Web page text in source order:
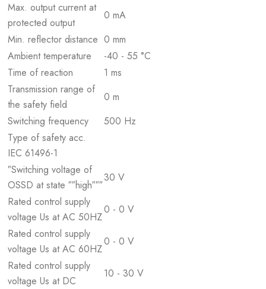
Max. output current at
protected output
0 mA
Min. reflector distance 0 mm
Ambient temperature
-40 - 55 °C
Time of reaction
1 ms
Transmission range of
the safety field
0 m
Switching frequency
500 Hz
Type of safety acc.
IEC 61496-1
″Switching voltage of
OSSD at state ″″high″″″
30 V
Rated control supply
voltage Us at AC 50HZ
0 - 0 V
Rated control supply
voltage Us at AC 60HZ
0 - 0 V
Rated control supply
voltage Us at DC
10 - 30 V